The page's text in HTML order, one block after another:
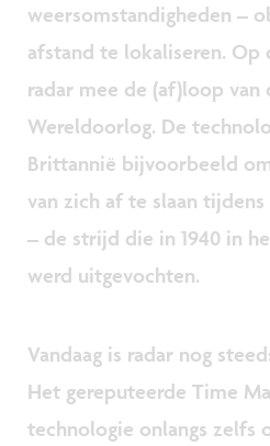
weersomstandigheden –
afstand te lokaliseren. Op
radar mee de (af)loop van
Wereldoorlog. De
Brittannië bijvoorbeeld
van zich af te slaan tijdens
– de strijd die in 1940 in
werd uitgevochten.
Vandaag is radar nog
Het gereputeerde Time
technologie onlangs zelfs